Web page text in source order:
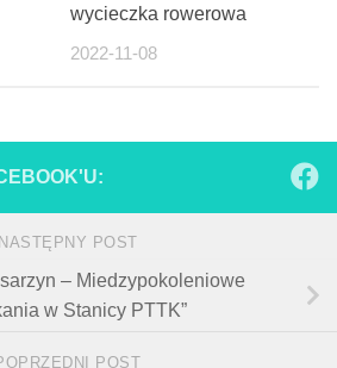
wycieczka rowerowa
2022-11-08
NASTĘPNY POST
– Miedzypokoleniowe
w Stanicy PTTK”
POST